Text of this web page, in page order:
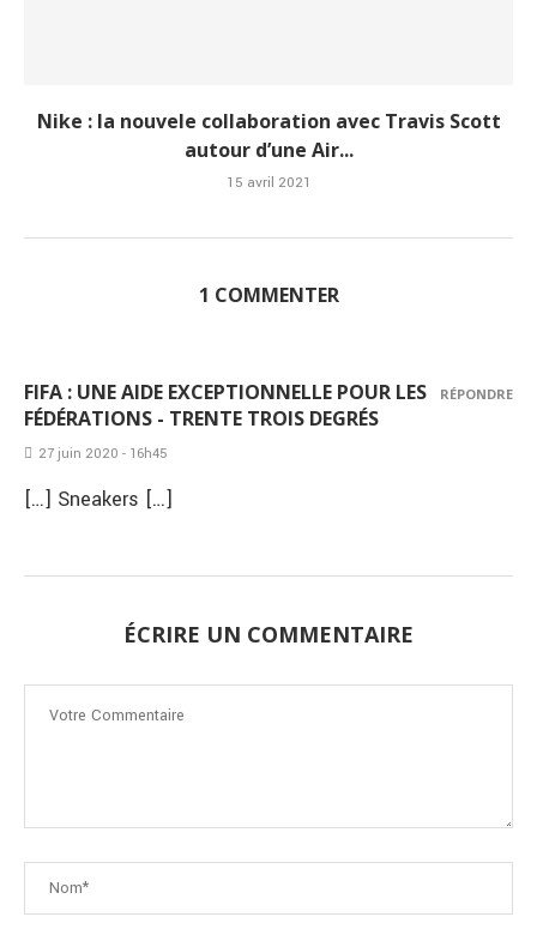
Nike : la nouvele collaboration avec Travis Scott
autour d’une Air...
15 avril 2021
1 COMMENTER
FIFA : UNE AIDE EXCEPTIONNELLE POUR LES
FÉDÉRATIONS - TRENTE TROIS DEGRÉS
27 juin 2020 - 16h45
[…] Sneakers […]
RÉPONDRE
ÉCRIRE UN COMMENTAIRE